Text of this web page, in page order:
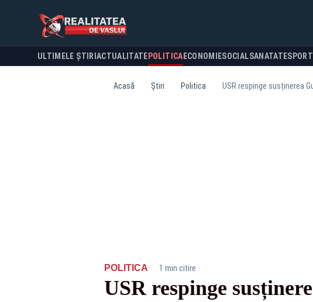
ULTIMELE ȘTIRI ACTUALITATE POLITICA ECONOMIESOCIALSANATATESPORT
Acasă Știri Politica USR respinge susținerea
POLITICA· 1 min citire
USR respinge